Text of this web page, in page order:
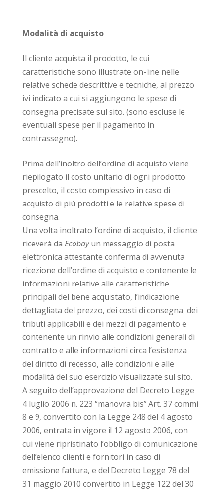
Modalità di acquisto
Il cliente acquista il prodotto, le cui
caratteristiche sono illustrate on-line nelle
relative schede descrittive e tecniche, al prezzo
ivi indicato a cui si aggiungono le spese di
consegna precisate sul sito. (sono escluse le
eventuali spese per il pagamento in
contrassegno).
Prima dell’inoltro dell’ordine di acquisto viene
riepilogato il costo unitario di ogni prodotto
prescelto, il costo complessivo in caso di
acquisto di più prodotti e le relative spese di
consegna.
Una volta inoltrato l’ordine di acquisto, il cliente
riceverà da Ecobayun messaggio di posta
elettronica attestante conferma di avvenuta
ricezione dell’ordine di acquisto e contenente le
informazioni relative alle caratteristiche
principali del bene acquistato, l’indicazione
dettagliata del prezzo, dei costi di consegna, dei
tributi applicabili e dei mezzi di pagamento e
contenente un rinvio alle condizioni generali di
contratto e alle informazioni circa l’esistenza
del diritto di recesso, alle condizioni e alle
modalità del suo esercizio visualizzate sul sito.
A seguito dell’approvazione del Decreto Legge
4 luglio 2006 n. 223 “manovra bis” Art. 37 commi
8 e 9, convertito con la Legge 248 del 4 agosto
2006, entrata in vigore il 12 agosto 2006, con
cui viene ripristinato l’obbligo di comunicazione
dell’elenco clienti e fornitori in caso di
emissione fattura, e del Decreto Legge 78 del
31 maggio 2010 convertito in Legge 122 del 30